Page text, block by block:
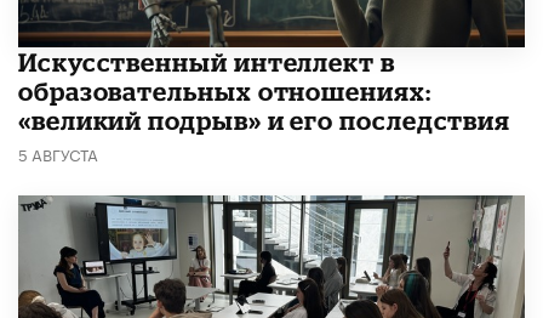
​Искусственный интеллект в
образовательных отношениях:
«великий подрыв» и его последствия
5 АВГУСТА